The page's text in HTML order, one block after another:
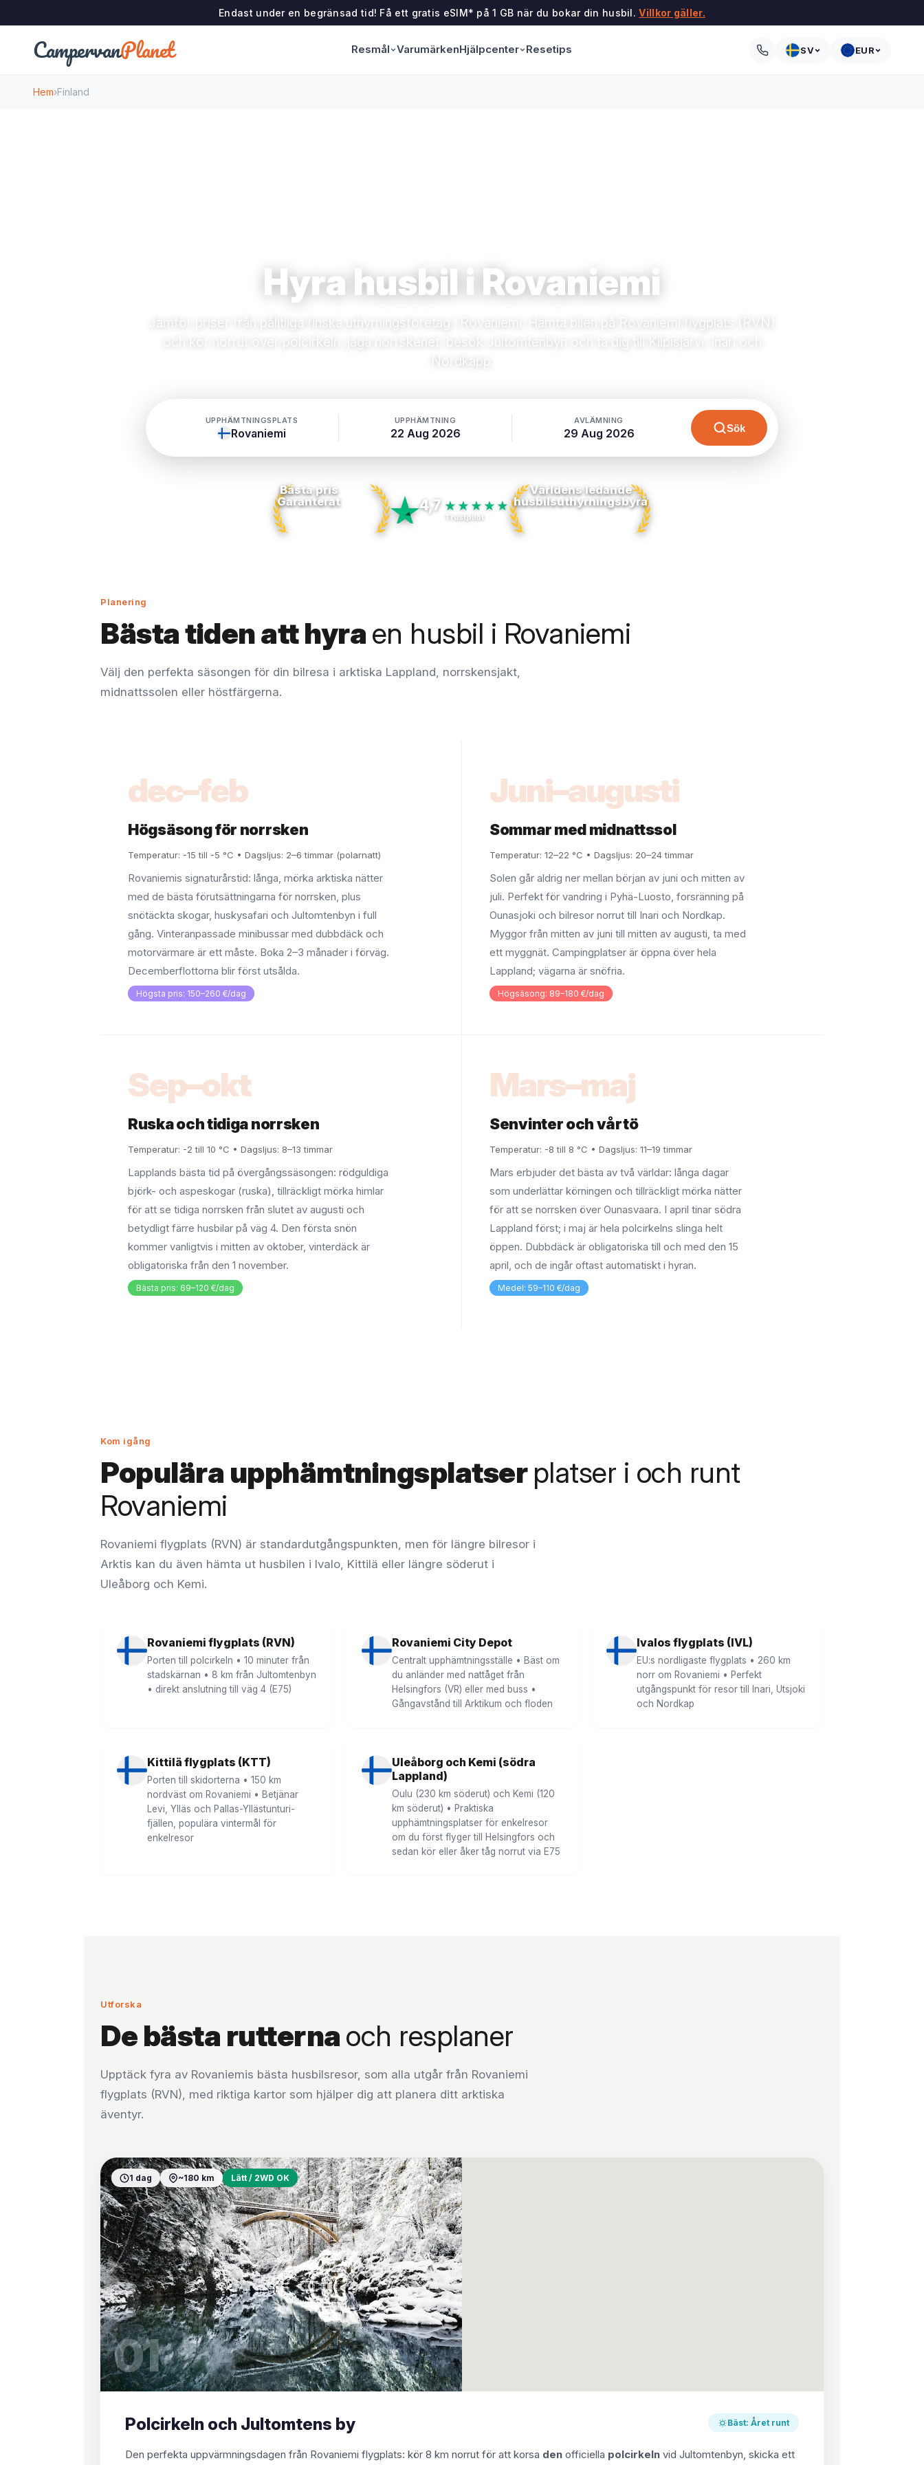
Endast under en begränsad tid! Få ett gratis eSIM* på 1 GB när du bokar din husbil.Villkor gäller.
CampervanPlanet Resmål VarumärkenHjälpcenter Resetips SV EUR
Hem›Finland
Hyra husbil i Rovaniemi
Jämför priser från pålitliga finska uthyrningsföretag i Rovaniemi. Hämta bilen på Rovaniemi flygplats (RVN)
och kör norrut över polcirkeln, jaga norrskenet, besök Jultomtenbyn och ta dig till Kilpisjärvi, Inari och
Nordkapp.
UPPHÄMTNINGSPLATS
Rovaniemi
UPPHÄMTNING
22 Aug 2026
AVLÄMNING
29 Aug 2026 Sök
Bästa pris
Garanterat
4,7 ★★★★★
Trustpilot
Världens ledande
husbilsuthyrningsbyrå
Planering
Bästa tiden att hyraen husbil i Rovaniemi
Välj den perfekta säsongen för din bilresa i arktiska Lappland, norrskensjakt,
midnattssolen eller höstfärgerna.
dec–feb
Högsäsong för norrsken
Temperatur: -15 till -5 °C • Dagsljus: 2–6 timmar (polarnatt)
Rovaniemis signaturårstid: långa, mörka arktiska nätter
med de bästa förutsättningarna för norrsken, plus
snötäckta skogar, huskysafari och Jultomtenbyn i full
gång. Vinteranpassade minibussar med dubbdäck och
motorvärmare är ett måste. Boka 2–3 månader i förväg.
Decemberflottorna blir först utsålda.
Högsta pris: 150–260 €/dag
Juni–augusti
Sommar med midnattssol
Temperatur: 12–22 °C • Dagsljus: 20–24 timmar
Solen går aldrig ner mellan början av juni och mitten av
juli. Perfekt för vandring i Pyhä-Luosto, forsränning på
Ounasjoki och bilresor norrut till Inari och Nordkap.
Myggor från mitten av juni till mitten av augusti, ta med
ett myggnät. Campingplatser är öppna över hela
Lappland; vägarna är snöfria.
Högsäsong: 89–180 €/dag
Sep–okt
Ruska och tidiga norrsken
Temperatur: -2 till 10 °C • Dagsljus: 8–13 timmar
Lapplands bästa tid på övergångssäsongen: rödguldiga
björk- och aspeskogar (ruska), tillräckligt mörka himlar
för att se tidiga norrsken från slutet av augusti och
betydligt färre husbilar på väg 4. Den första snön
kommer vanligtvis i mitten av oktober, vinterdäck är
obligatoriska från den 1 november.
Bästa pris: 69–120 €/dag
Mars–maj
Senvinter och vårtö
Temperatur: -8 till 8 °C • Dagsljus: 11–19 timmar
Mars erbjuder det bästa av två världar: långa dagar
som underlättar körningen och tillräckligt mörka nätter
för att se norrsken över Ounasvaara. I april tinar södra
Lappland först; i maj är hela polcirkelns slinga helt
öppen. Dubbdäck är obligatoriska till och med den 15
april, och de ingår oftast automatiskt i hyran.
Medel: 59–110 €/dag
Kom igång
Populära upphämtningsplatser platser i och runt
Rovaniemi
Rovaniemi flygplats (RVN) är standardutgångspunkten, men för längre bilresor i
Arktis kan du även hämta ut husbilen i Ivalo, Kittilä eller längre söderut i
Uleåborg och Kemi.
Rovaniemi flygplats (RVN)
Porten till polcirkeln • 10 minuter från
stadskärnan • 8 km från Jultomtenbyn
• direkt anslutning till väg 4 (E75)
Rovaniemi City Depot
Centralt upphämtningsställe • Bäst om
du anländer med nattåget från
Helsingfors (VR) eller med buss •
Gångavstånd till Arktikum och floden
Ivalos flygplats (IVL)
EU:s nordligaste flygplats • 260 km
norr om Rovaniemi • Perfekt
utgångspunkt för resor till Inari, Utsjoki
och Nordkap
Kittilä flygplats (KTT)
Porten till skidorterna • 150 km
nordväst om Rovaniemi • Betjänar
Levi, Ylläs och Pallas-Yllästunturi-
fjällen, populära vintermål för
enkelresor
Uleåborg och Kemi (södra
Lappland)
Oulu (230 km söderut) och Kemi (120
km söderut) • Praktiska
upphämtningsplatser för enkelresor
om du först flyger till Helsingfors och
sedan kör eller åker tåg norrut via E75
Utforska
De bästa rutternaoch resplaner
Upptäck fyra av Rovaniemis bästa husbilsresor, som alla utgår från Rovaniemi
flygplats (RVN), med riktiga kartor som hjälper dig att planera ditt arktiska
äventyr.
1 dag ~180 km Lätt / 2WD OK
01
Polcirkeln och Jultomtens by Bäst: Året runt
Den perfekta uppvärmningsdagen från Rovaniemi flygplats: kör 8 km norrut för att korsa den officiella polcirkeln vid Jultomtenbyn, skicka ett